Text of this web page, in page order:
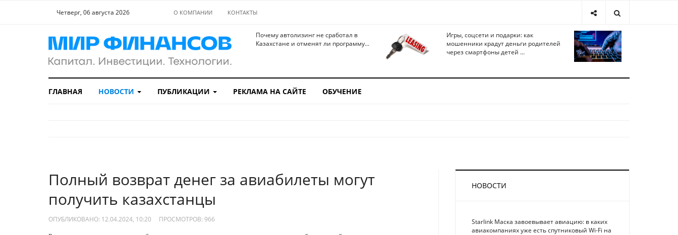
Четверг, 06 августа 2026 О КОМПАНИИ КОНТАКТЫ
Почему автолизинг не сработал в
Казахстане и отменят ли программу...
Игры, соцсети и подарки: как
мошенники крадут деньги родителей
через смартфоны детей ...
ГЛАВНАЯ НОВОСТИ ПУБЛИКАЦИИ РЕКЛАМА НА САЙТЕ ОБУЧЕНИЕ
Полный возврат денег за авиабилеты могут
получить казахстанцы
ОПУБЛИКОВАНО: 12.04.2024, 10:20 ПРОСМОТРОВ: 966
НОВОСТИ
Starlink Маска завоевывает авиацию: в каких
авиакомпаниях уже есть спутниковый Wi-Fi на